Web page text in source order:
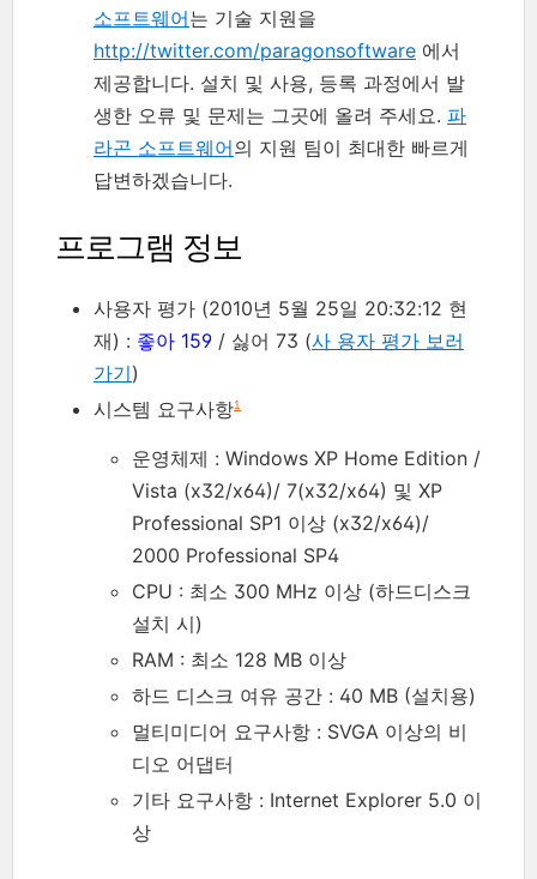
소프트웨어는 기술 지원을
http://twitter.com/paragonsoftware 에서
제공합니다. 설치 및 사용, 등록 과정에서 발
생한 오류 및 문제는 그곳에 올려 주세요. 파
라곤 소프트웨어의 지원 팀이 최대한 빠르게
답변하겠습니다.
프로그램 정보
사용자 평가 (2010년 5월 25일 20:32:12 현
재) : 좋아 159 / 싫어 73 (사 용자 평가 보러
가기)
시스템 요구사항1
운영체제 : Windows XP Home Edition /
Vista (x32/x64)/ 7(x32/x64) 및 XP
Professional SP1 이상 (x32/x64)/
2000 Professional SP4
CPU : 최소 300 MHz 이상 (하드디스크
설치 시)
RAM : 최소 128 MB 이상
하드 디스크 여유 공간 : 40 MB (설치용)
멀티미디어 요구사항 : SVGA 이상의 비
디오 어댑터
기타 요구사항 : Internet Explorer 5.0 이
상